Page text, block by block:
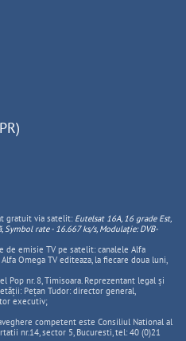
gratuit via satelit: Eutelsat 16A, 16 grade Est,
Symbol rate - 16.667 ks/s, Modulație: DVB-
de emisie TV pe satelit: canalele Alfa
Omega TV editeaza, la fiecare doua luni,
Pop nr. 8, Timisoara. Reprezentant legal și
Pețan Tudor: director general,
executiv;
competent este Consiliul National al
nr.14, sector 5, Bucuresti, tel: 40 (0)21